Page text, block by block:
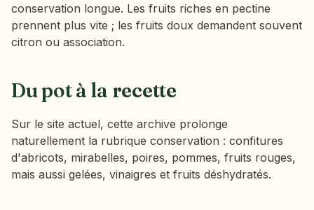
conservation longue. Les fruits riches en pectine
prennent plus vite ; les fruits doux demandent souvent
citron ou association.
Du pot à la recette
Sur le site actuel, cette archive prolonge
naturellement la rubrique conservation : confitures
d'abricots, mirabelles, poires, pommes, fruits rouges,
mais aussi gelées, vinaigres et fruits déshydratés.